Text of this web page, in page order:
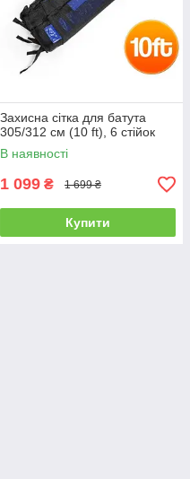
Захисна сітка для батута
305/312 см (10 ft), 6 стійок
В наявності
1 099 ₴ 1 699 ₴
Купити